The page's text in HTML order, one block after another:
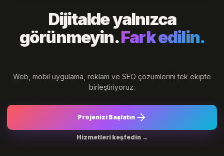
Dijitalde yalnızca
görünmeyin.Fark edilin.
Web, mobil uygulama, reklam ve SEO çözümlerini tek ekipte
birleştiriyoruz.
Projenizi Başlatın
Hizmetleri keşfedin →